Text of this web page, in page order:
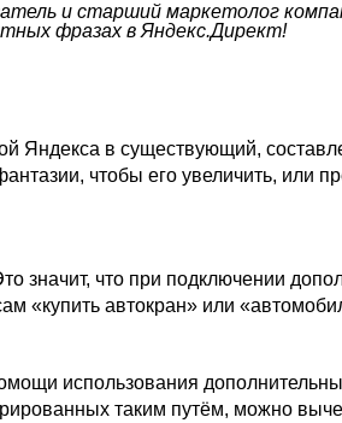
и старший маркетолог
фразах в Яндекс.Директ!
в существующий,
чтобы его увеличить, или
значит, что при подключении
«купить автокран» или
использования
таким путём, можно